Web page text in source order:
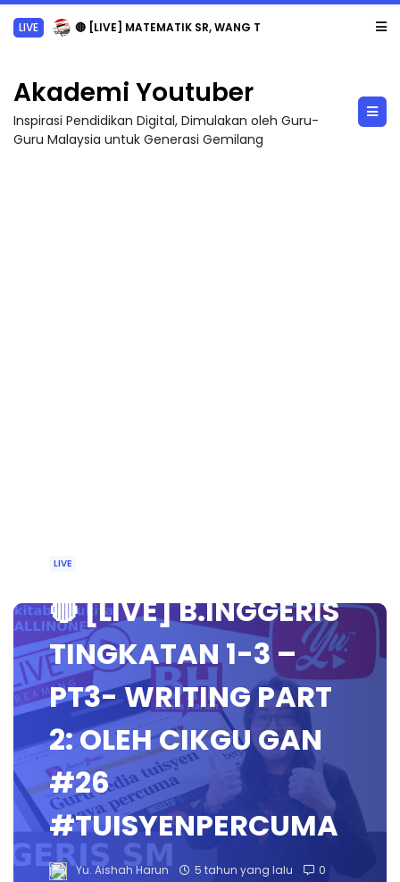
LIVE 🔴 [LIVE] MATEMATIK SR, WANG TAHUN 6 OLEH CIKGU ANITA #ALLINONE #141 #...
Akademi Youtuber
Inspirasi Pendidikan Digital, Dimulakan oleh Guru-
Guru Malaysia untuk Generasi Gemilang
LIVE
🔴 [LIVE] B.INGGERIS
TINGKATAN 1-3 –
PT3- WRITING PART
2: OLEH CIKGU GAN
#26
#TUISYENPERCUMA
Yu. Aishah Harun 5 tahun yang lalu 0